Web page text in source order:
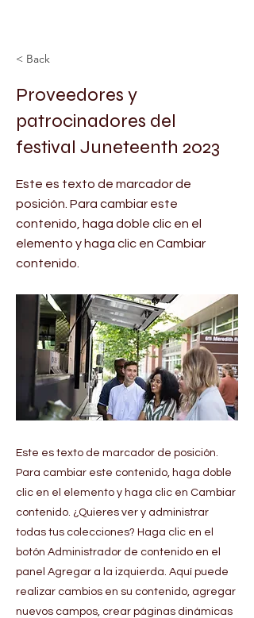
< Back
Proveedores y
patrocinadores del
festival Juneteenth 2023
Este es texto de marcador de
posición. Para cambiar este
contenido, haga doble clic en el
elemento y haga clic en Cambiar
contenido.
Este es texto de marcador de posición.
Para cambiar este contenido, haga doble
clic en el elemento y haga clic en Cambiar
contenido. ¿Quieres ver y administrar
todas tus colecciones? Haga clic en el
botón Administrador de contenido en el
panel Agregar a la izquierda. Aquí puede
realizar cambios en su contenido, agregar
nuevos campos, crear páginas dinámicas